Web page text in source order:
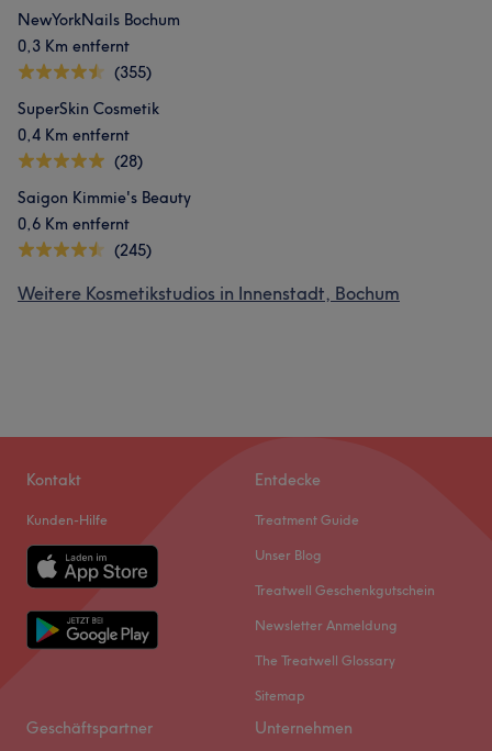
NewYorkNails Bochum
0,3 Km entfernt
(355)
SuperSkin Cosmetik
0,4 Km entfernt
(28)
Saigon Kimmie's Beauty
0,6 Km entfernt
(245)
Weitere Kosmetikstudios in Innenstadt, Bochum
Kontakt
Kunden-Hilfe
Entdecke
Treatment Guide
Unser Blog
Treatwell Geschenkgutschein
Newsletter Anmeldung
The Treatwell Glossary
Sitemap
Geschäftspartner Unternehmen